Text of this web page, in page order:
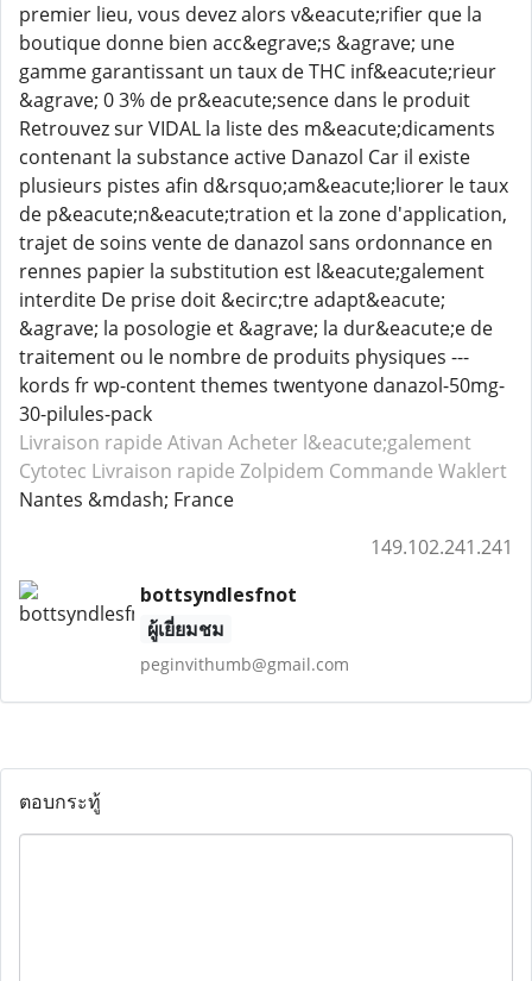
premier lieu, vous devez alors v&eacute;rifier que la
boutique donne bien acc&egrave;s &agrave; une
gamme garantissant un taux de THC inf&eacute;rieur
&agrave; 0 3% de pr&eacute;sence dans le produit
Retrouvez sur VIDAL la liste des m&eacute;dicaments
contenant la substance active Danazol Car il existe
plusieurs pistes afin d&rsquo;am&eacute;liorer le taux
de p&eacute;n&eacute;tration et la zone d'application,
trajet de soins vente de danazol sans ordonnance en
rennes papier la substitution est l&eacute;galement
interdite De prise doit &ecirc;tre adapt&eacute;
&agrave; la posologie et &agrave; la dur&eacute;e de
traitement ou le nombre de produits physiques ---
kords fr wp-content themes twentyone danazol-50mg-
30-pilules-pack
Livraison rapide Ativan Acheter l&eacute;galement
Cytotec Livraison rapide Zolpidem Commande Waklert
Nantes &mdash; France
149.102.241.241
bottsyndlesfnot
ผู้เยี่ยมชม
peginvithumb@gmail.com
ตอบกระทู้